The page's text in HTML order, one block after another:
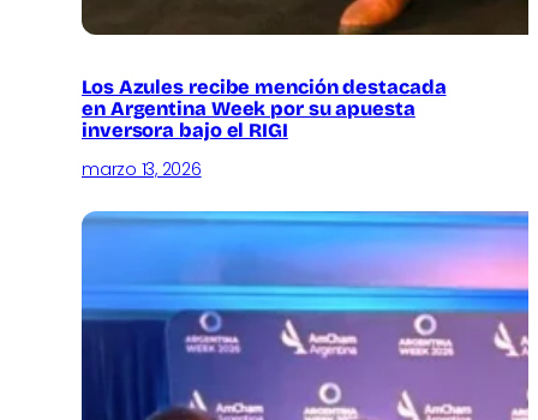
Los Azules recibe mención destacada
en Argentina Week por su apuesta
inversora bajo el RIGI
marzo 13, 2026